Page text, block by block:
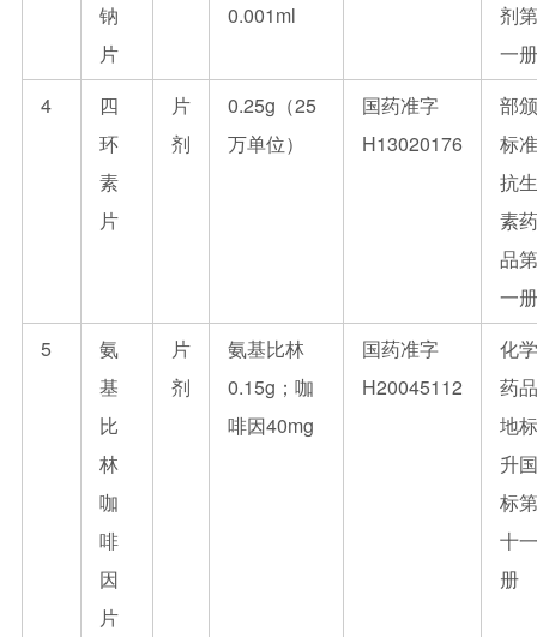
钠
片
0.001ml
剂第
一册
4
四
环
素
片
片
剂
0.25g（25
万单位）
国药准字
H13020176
部颁
标准
抗生
素药
品第
一册
5
氨
基
比
林
咖
啡
因
片
片
剂
氨基比林
0.15g；咖
啡因40mg
国药准字
H20045112
化学
药品
地标
升国
标第
十一
册